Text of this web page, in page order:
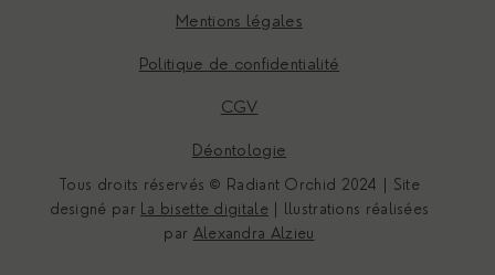
Mentions légales
Politique de confidentialité
CGV
Déontologie
Tous droits réservés © Radiant Orchid 2024 | Site
designé par
La bisette digitale| llustrations réalisées
par Alexandra Alzieu